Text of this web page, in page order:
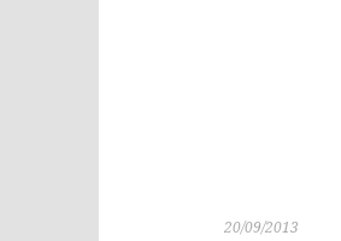
20/09/2013